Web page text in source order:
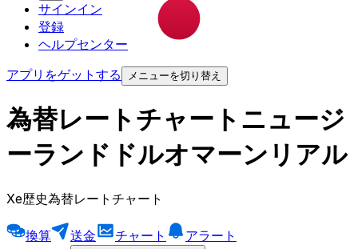
サインイン
登録
ヘルプセンター
アプリをゲットする
メニューを切り替え
為替レートチャートニュージ
ーランドドルオマーンリアル
Xe歴史為替レートチャート
換算 送金 チャート
アラート